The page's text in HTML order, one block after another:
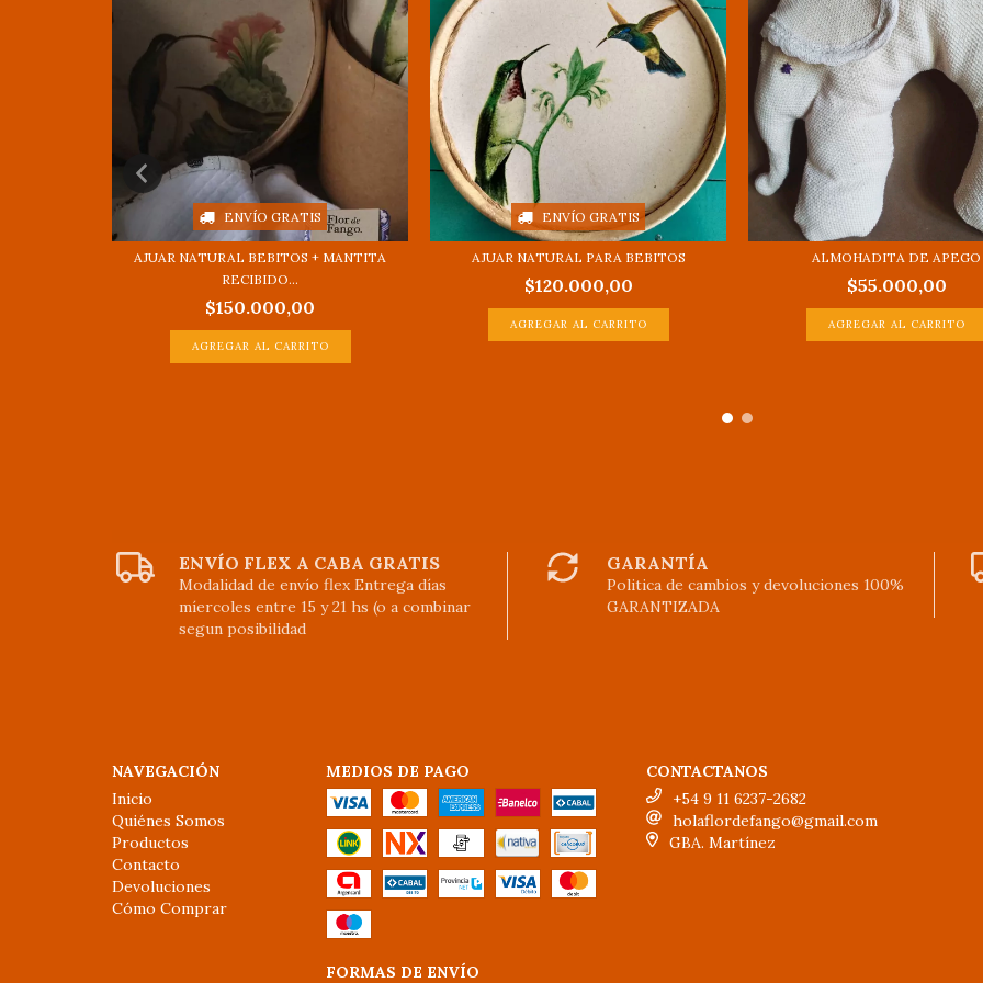
ENVÍO GRATIS
AJUAR NATURAL BEBITOS + MANTITA
RECIBIDO...
$150.000,00
ENVÍO GRATIS
AJUAR NATURAL PARA BEBITOS
$120.000,00
ALMOHADITA DE APEGO
$55.000,00
ENVÍO FLEX A CABA GRATIS
Modalidad de envío flex Entrega días
míercoles entre 15 y 21 hs (o a combinar
segun posibilidad
GARANTÍA
Politica de cambios y devoluciones 100%
GARANTIZADA
NAVEGACIÓN
Inicio
Quiénes Somos
Productos
Contacto
Devoluciones
Cómo Comprar
MEDIOS DE PAGO
FORMAS DE ENVÍO
CONTACTANOS
+54 9 11 6237-2682
holaflordefango@gmail.com
GBA. Martínez